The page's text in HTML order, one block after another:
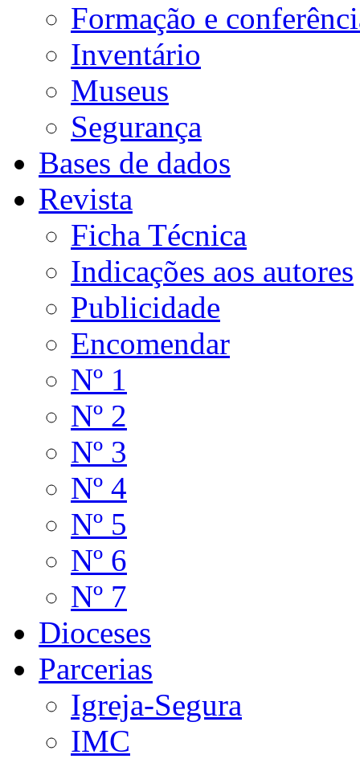
Formação e
Inventário
Museus
Segurança
Bases de dados
Revista
Ficha Técnica
Indicações aos autores
Publicidade
Encomendar
Nº 1
Nº 2
Nº 3
Nº 4
Nº 5
Nº 6
Nº 7
Dioceses
Parcerias
Igreja-Segura
IMC